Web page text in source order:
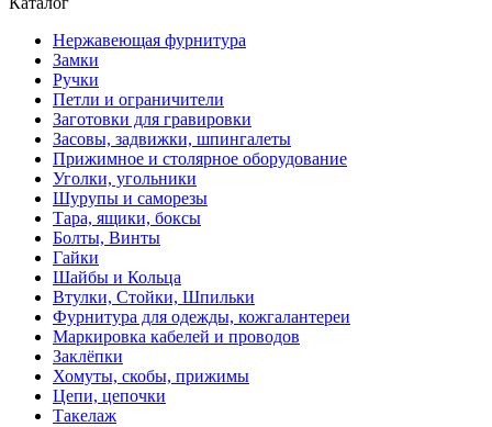
Нержавеющая фурнитура
Замки
Ручки
Петли и ограничители
Заготовки для гравировки
Засовы, задвижки, шпингалеты
Прижимное и столярное оборудование
Уголки, угольники
Шурупы и саморезы
Тара, ящики, боксы
Болты, Винты
Гайки
Шайбы и Кольца
Втулки, Стойки, Шпильки
Фурнитура для одежды, кожгалантереи
Маркировка кабелей и проводов
Заклёпки
Хомуты, скобы, прижимы
Цепи, цепочки
Такелаж